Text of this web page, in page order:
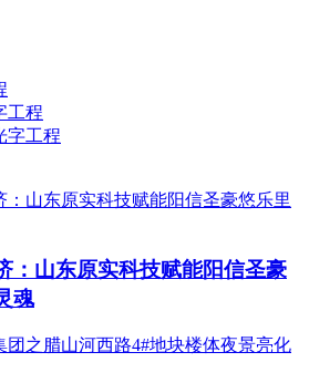
工程
字工程
：山东原实科技赋能阳信圣豪
魂